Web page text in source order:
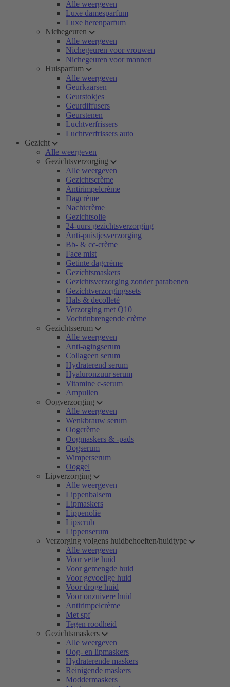
Alle weergeven
Luxe damesparfum
Luxe herenparfum
Nichegeuren
Alle weergeven
Nichegeuren voor vrouwen
Nichegeuren voor mannen
Huisparfum
Alle weergeven
Geurkaarsen
Geurstokjes
Geurdiffusers
Geurstenen
Luchtverfrissers
Luchtverfrissers auto
Gezicht
Alle weergeven
Gezichtsverzorging
Alle weergeven
Gezichtscrème
Antirimpelcrème
Dagcrème
Nachtcrème
Gezichtsolie
24-uurs gezichtsverzorging
Anti-puistjesverzorging
Bb- & cc-crème
Face mist
Getinte dagcrème
Gezichtsmaskers
Gezichtsverzorging zonder parabenen
Gezichtverzorgingssets
Hals & decolleté
Verzorging met Q10
Vochtinbrengende crème
Gezichtsserum
Alle weergeven
Anti-agingserum
Collageen serum
Hydraterend serum
Hyaluronzuur serum
Vitamine c-serum
Ampullen
Oogverzorging
Alle weergeven
Wenkbrauw serum
Oogcrème
Oogmaskers & -pads
Oogserum
Wimperserum
Ooggel
Lipverzorging
Alle weergeven
Lippenbalsem
Lipmaskers
Lippenolie
Lipscrub
Lippenserum
Verzorging volgens huidbehoeften/huidtype
Alle weergeven
Voor vette huid
Voor gemengde huid
Voor gevoelige huid
Voor droge huid
Voor onzuivere huid
Antirimpelcrème
Met spf
Tegen roodheid
Gezichtsmaskers
Alle weergeven
Oog- en lipmaskers
Hydraterende maskers
Reinigende maskers
Moddermaskers